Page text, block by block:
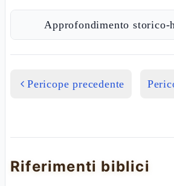
Approfondimento storico-
Pericope precedente
Riferimenti biblici